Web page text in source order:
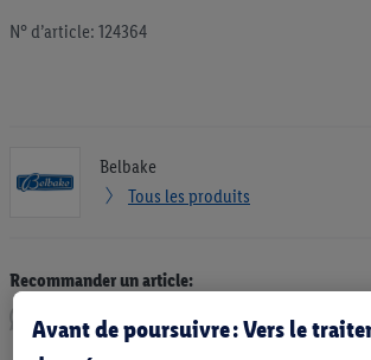
N° d’article: 124364
Belbake
Tous les produits
Recommander un article:
Avant de poursuivre : Vers le